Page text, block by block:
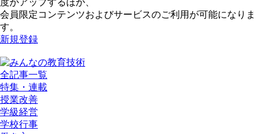
会員限定コンテンツおよびサービスのご利用が可能になりま
す。
新規登録
全記事一覧
特集・連載
授業改善
学級経営
学校行事